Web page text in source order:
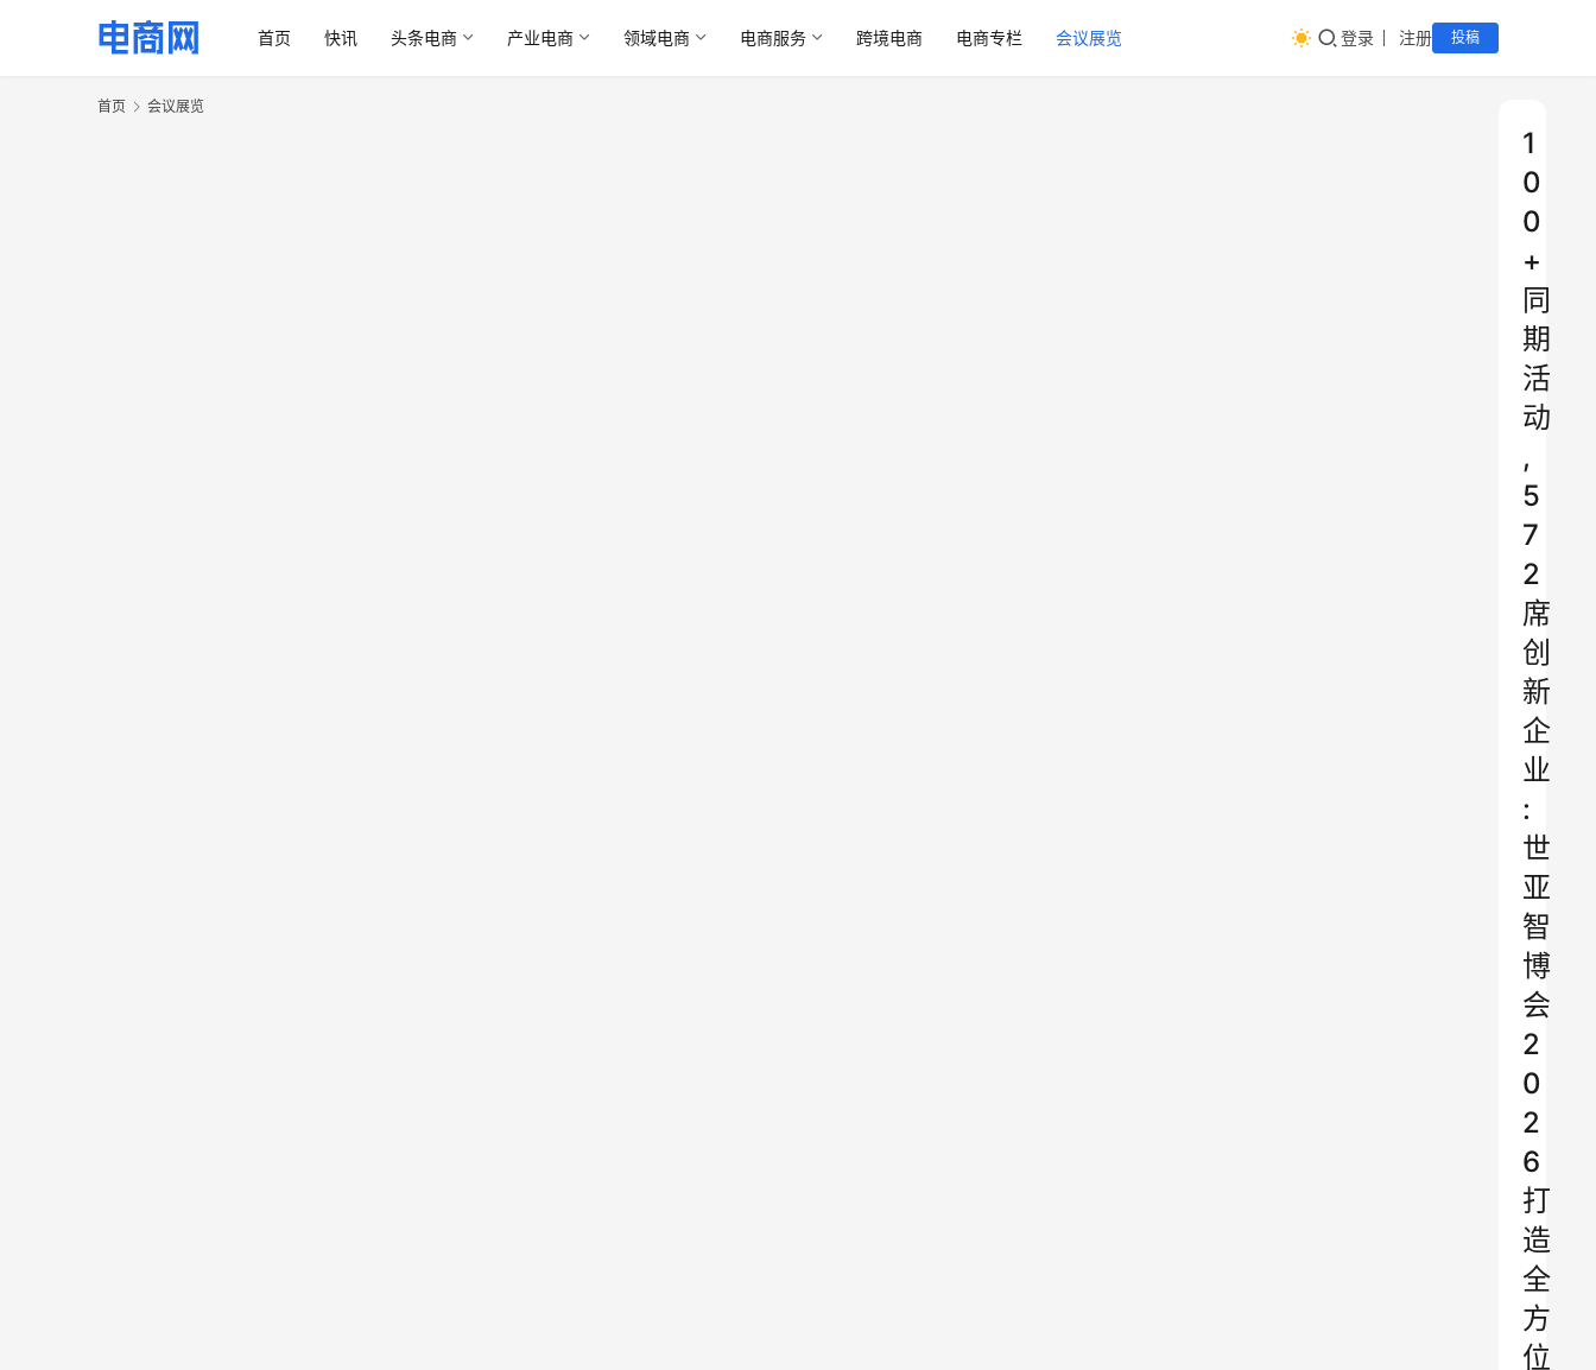
首页 快讯 头条电商 产业电商 领域电商 电商服务 跨境电商 电商专栏 会议展览 登录 注册 投稿
首页 会议展览
1
0
0
+
同
期
活
动
,
5
7
2
席
创
新
企
业
:
世
亚
智
博
会
2
0
2
6
打
造
全
方
位